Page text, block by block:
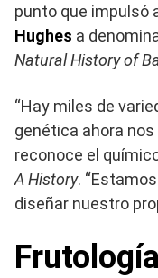
punto que impulsó
Hughes a
Natural History of
“Hay miles de
genética ahora
reconoce el
A History.
diseñar nuestro